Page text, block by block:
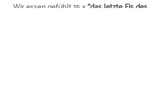
Wir essen gefühlt 15 x "das letzte Eis des